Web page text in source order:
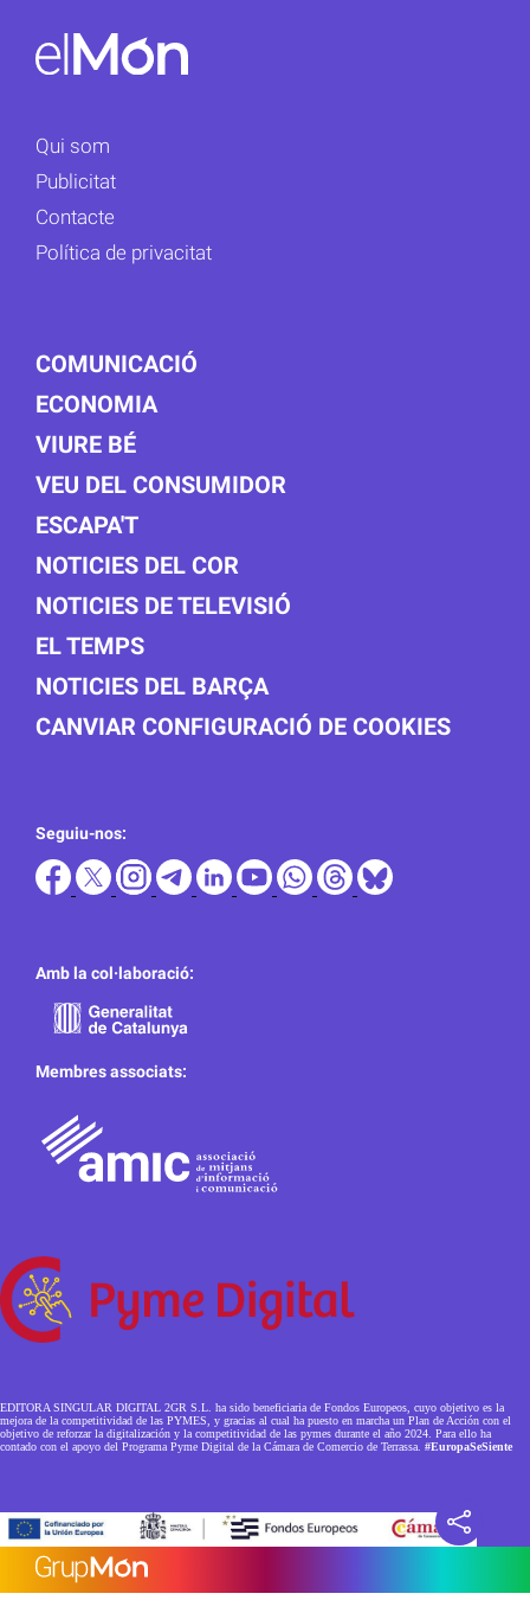
Qui som
Publicitat
Contacte
Política de privacitat
COMUNICACIÓ
ECONOMIA
VIURE BÉ
VEU DEL CONSUMIDOR
ESCAPA'T
NOTICIES DEL COR
NOTICIES DE TELEVISIÓ
EL TEMPS
NOTICIES DEL BARÇA
CANVIAR CONFIGURACIÓ DE COOKIES
Seguiu-nos:
Amb la col·laboració:
Membres associats:
EDITORA SINGULAR DIGITAL 2GR S.L. ha sido beneficiaria de Fondos Europeos, cuyo objetivo es la
mejora de la competitividad de las PYMES, y gracias al cual ha puesto en marcha un Plan de Acción con el
objetivo de reforzar la digitalización y la competitividad de las pymes durante el año 2024. Para ello ha
contado con el apoyo del Programa Pyme Digital de la Cámara de Comercio de Terrassa. #EuropaSeSiente